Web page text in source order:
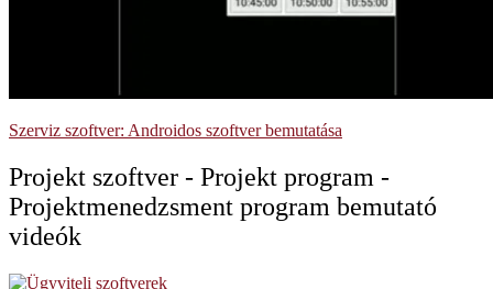
Szerviz szoftver: Androidos szoftver bemutatása
Projekt szoftver - Projekt program -
Projektmenedzsment program bemutató
videók